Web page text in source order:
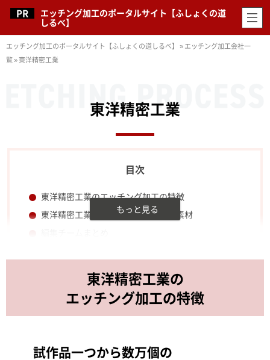
エッチング加工のポータルサイト【ふしょくの道
しるべ】
エッチング加工のポータルサイト【ふしょくの道しるべ】 »エッチング加工会社一
覧»東洋精密工業
東洋精密工業
東洋精密工業のエッチング加工の特徴
東洋精密工業のエッチング加工対応素材
東洋精密工業の基本情報
東洋精密工業の
エッチング加工の特徴
試作品一つから数万個の